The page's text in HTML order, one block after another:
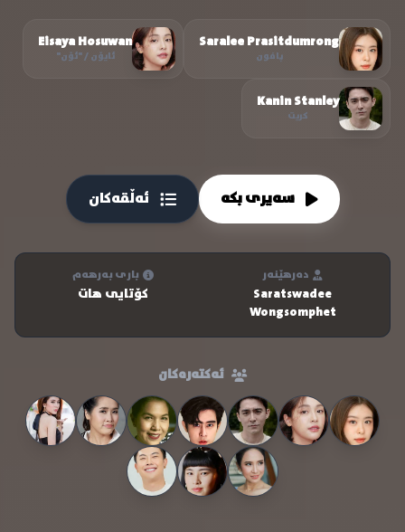
Saralee Prasitdumrong
پافون
Eisaya Hosuwan
ئایۆن / "ئۆن"
Kanin Stanley
کریت
سەیری بکە ئەڵقەکان
دەرهێنەر
Saratswadee
Wongsomphet
باری بەرهەم
کۆتایی هات
ئەکتەرەکان